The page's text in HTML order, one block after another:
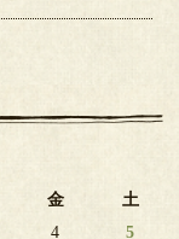
金
土
4 5